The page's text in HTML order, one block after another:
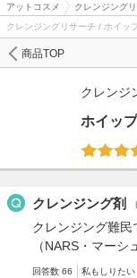
アットコスメ クレンジング
クレンジングリサーチ / ホイッ
商品TOP
クレンジ
ホイッ
クレンジング剤
クレンジング難
（NARS・マーシ
回答数 66 私もしりた